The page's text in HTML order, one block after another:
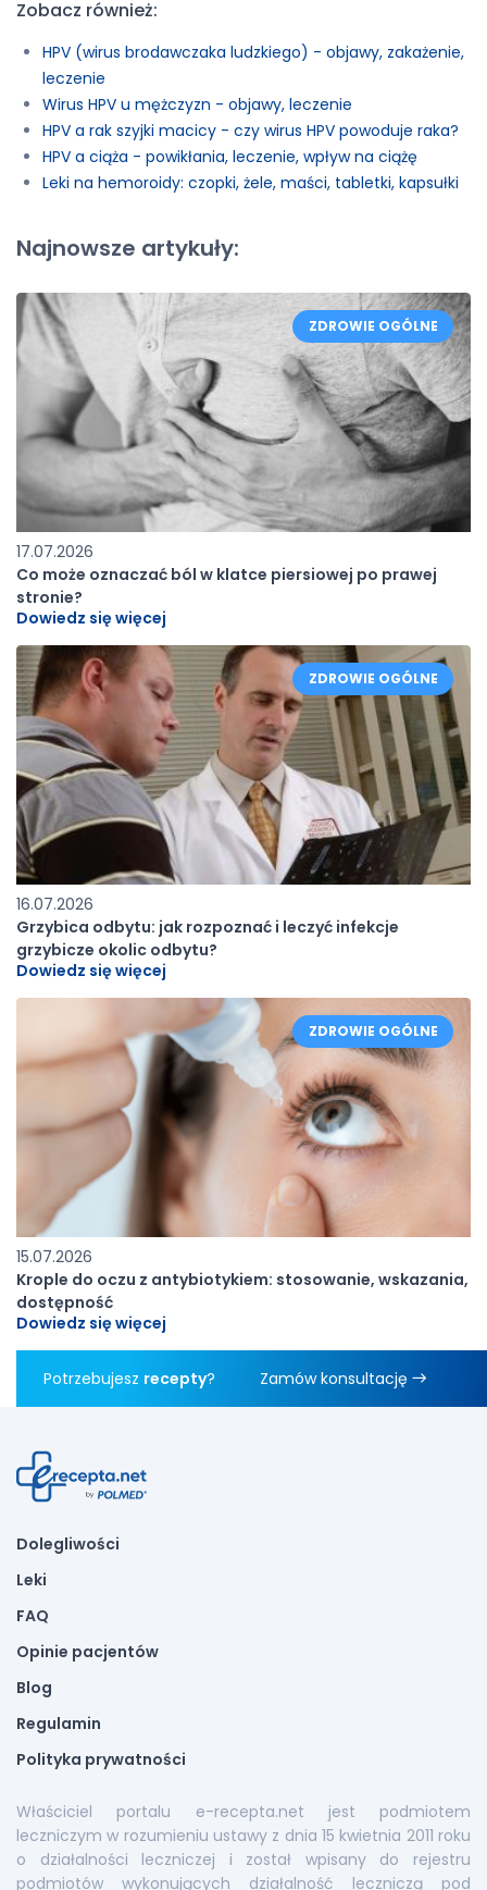
Zobacz również:
HPV (wirus brodawczaka ludzkiego) - objawy, zakażenie,
leczenie
Wirus HPV u mężczyzn - objawy, leczenie
HPV a rak szyjki macicy - czy wirus HPV powoduje raka?
HPV a ciąża - powikłania, leczenie, wpływ na ciążę
Leki na hemoroidy: czopki, żele, maści, tabletki, kapsułki
Najnowsze artykuły:
17.07.2026
Co może oznaczać ból w klatce piersiowej po prawej
stronie?
Dowiedz się więcej
ZDROWIE OGÓLNE
16.07.2026
Grzybica odbytu: jak rozpoznać i leczyć infekcje
grzybicze okolic odbytu?
Dowiedz się więcej
ZDROWIE OGÓLNE
15.07.2026
Krople do oczu z antybiotykiem: stosowanie, wskazania,
dostępność
Dowiedz się więcej
ZDROWIE OGÓLNE
Potrzebujesz recepty? Zamów konsultację
Dolegliwości
Leki
FAQ
Opinie pacjentów
Blog
Regulamin
Polityka prywatności
Właściciel portalu e-recepta.net jest podmiotem
leczniczym w rozumieniu ustawy z dnia 15 kwietnia 2011 roku
o działalności leczniczej i został wpisany do rejestru
podmiotów wykonujących działalność leczniczą pod